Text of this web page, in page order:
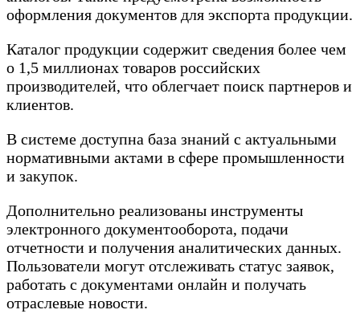
оформления документов для экспорта продукции.
Каталог продукции содержит сведения более чем
о 1,5 миллионах товаров российских
производителей, что облегчает поиск партнеров и
клиентов.
В системе доступна база знаний с актуальными
нормативными актами в сфере промышленности
и закупок.
Дополнительно реализованы инструменты
электронного документооборота, подачи
отчетности и получения аналитических данных.
Пользователи могут отслеживать статус заявок,
работать с документами онлайн и получать
отраслевые новости.